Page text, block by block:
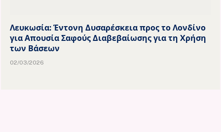
Λευκωσία: Έντονη Δυσαρέσκεια προς το Λονδίνο
για Απουσία Σαφούς Διαβεβαίωσης για τη Χρήση
των Βάσεων
02/03/2026